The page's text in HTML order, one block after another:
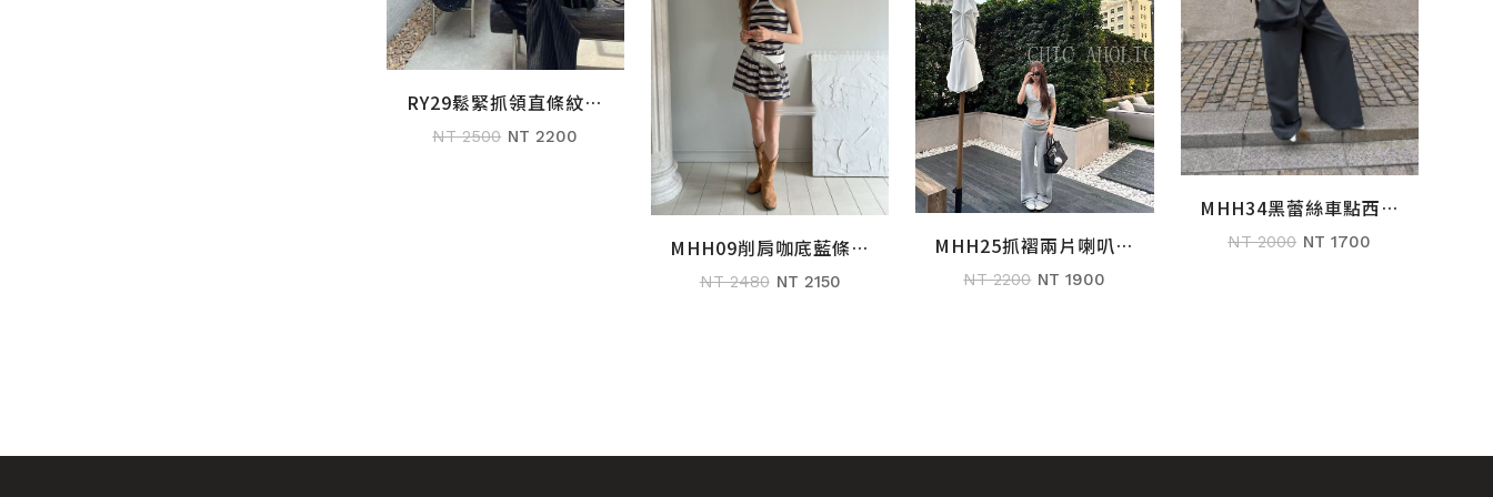
加入購物車
RY29鬆緊抓領直條紋麻
料套裝
NT 2500 NT 2200
加入購物車
MHH09削肩咖底藍條套
裝
NT 2480 NT 2150
加入購物車
MHH25抓褶兩片喇叭褲
+V領衣套裝
NT 2200 NT 1900
加入購物車
MHH34黑蕾絲車點西裝
背心套裝
NT 2000 NT 1700